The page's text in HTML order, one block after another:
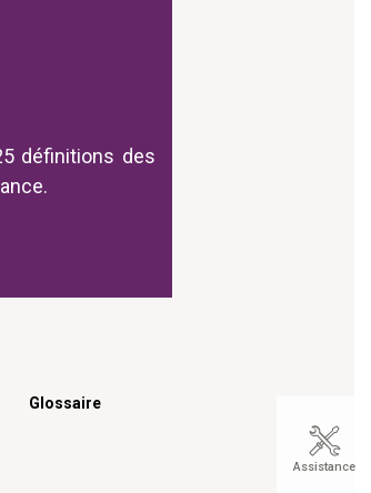
définitions des
Glossaire
Assistance